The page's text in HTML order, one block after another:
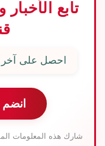
تابع
احصل على آخر
شارك هذه المعلومات